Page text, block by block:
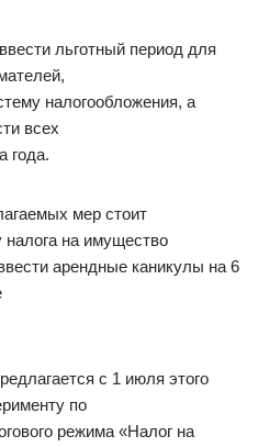
льготный период для
налогообложения, а
всех
года.
мер стоит
налога на имущество
арендные каникулы на 6
с 1 июля этого
по
режима «Налог на